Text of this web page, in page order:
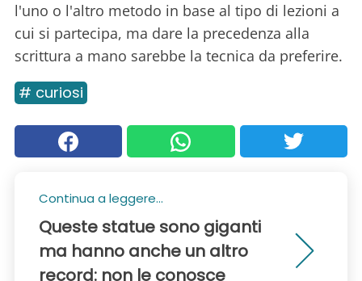
l'uno o l'altro metodo in base al tipo di lezioni a
cui si partecipa, ma dare la precedenza alla
scrittura a mano sarebbe la tecnica da preferire.
# curiosi
Continua a leggere...
Queste statue sono giganti
ma hanno anche un altro
record: non le conosce